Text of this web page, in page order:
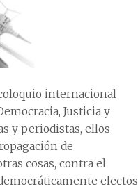
internacional
Justicia y
y periodistas, ellos
de
cosas, contra el
electos